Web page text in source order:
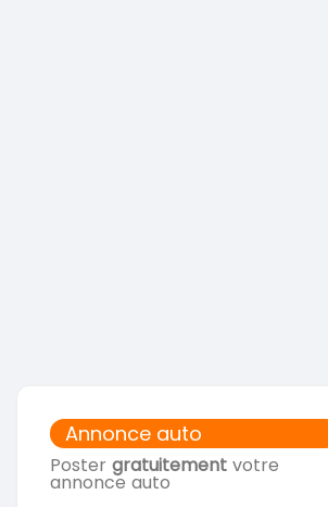
Annonce auto
Poster gratuitement votre
annonce auto